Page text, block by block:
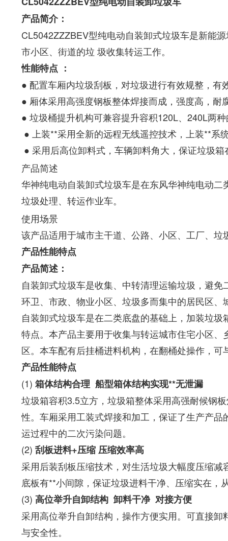
产品简介：
CL5042ZZZBEV型纯电动自装卸式垃圾车是新能
市小区、街道的垃 圾收集转运工作。
性能特点 ：
● 配置车厢内垃圾刮板，对垃圾进行有效规整，有
● 厢体采用高强度钢板整体焊接而成，强度高，耐
● 垃圾桶提升机构可兼容提升容积120L、240L两
● 上装**采用全新的远程无线遥控技术，上装**系
● 采用后高位卸料式，车辆卸料角大，保证垃圾
产品简述
华神纯电动自装卸式垃圾车是在东风华神纯电动
垃圾处理、转运作业车。
使用场景
该产品适用于城市主干道、公路、小区、工厂、
产品性能特点
产品简述：
自装卸式垃圾车是收集、中转清理运输垃圾，避
环卫、市政、物业小区、垃圾多而集中的居民区
自装卸式垃圾车是在二类底盘的基础上，加装垃
特点。本产品主要用于收集与转运城市住宅小区
区。本车配有后挂桶进料机构，在翻桶处操作，
产品性能特点
(1) 箱体结构合理 船型箱体结构实现**无泄漏
垃圾箱容积3.5立方，垃圾箱整体采用高强耐候钢
性。车厢采用工装式焊接和加工，保证了生产产
运过程中的二次污染问题。
(2) 刮板进料+压缩 压缩效率高
采用后装刮板压缩技术，对生活垃圾大幅度压缩
底板有**小间隙，保证垃圾进料干净、压缩实在，
(3) 高位举升自卸结构 卸料干净 对接方便
采用高位举升自卸结构，操作方便实用。可直接
与安全性。